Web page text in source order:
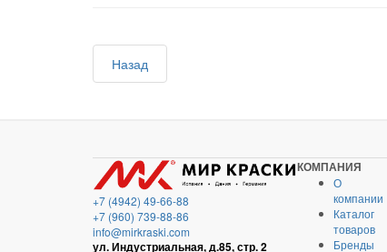
Назад
+7 (4942) 49-66-88
+7 (960) 739-88-86
info@mirkraski.com
ул. Индустриальная, д.85, стр. 2
КОМПАНИЯ
О
компании
Каталог
товаров
Бренды